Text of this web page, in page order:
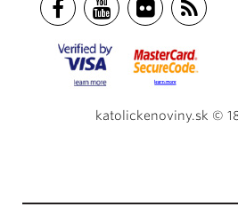
katolickenoviny.sk ©